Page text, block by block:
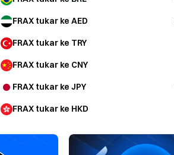
FRAX tukar ke AED
FRAX tukar ke TRY
FRAX tukar ke CNY
FRAX tukar ke JPY
FRAX tukar ke HKD